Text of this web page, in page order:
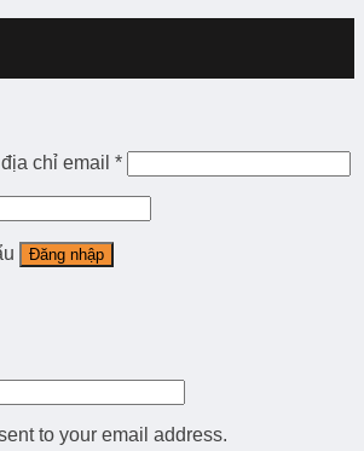
chỉ email *
Đăng nhập
to your email address.